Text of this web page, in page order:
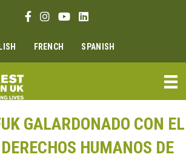
Enlace Facebook
Enlace Instagram
Enlace Youtube
Linkedin link
FRENCH SPANISH
GALARDONADO CON EL
HUMANOS DE